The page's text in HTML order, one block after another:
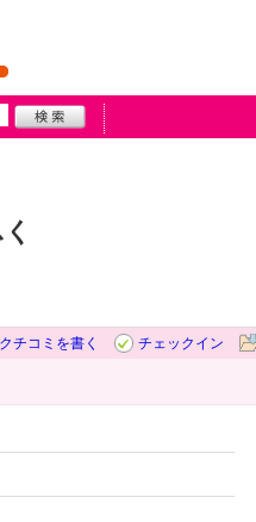
クチコミを書く
チェックイン